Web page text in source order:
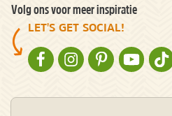
Volg ons voor meer inspiratie
LET'S GET SOCIAL!
NATURESCANNER OP
NATURESCANNER OP